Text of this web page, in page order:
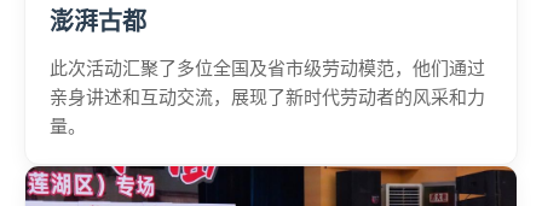
澎湃古都
此次活动汇聚了多位全国及省市级劳动模范，他们通过
亲身讲述和互动交流，展现了新时代劳动者的风采和力
量。